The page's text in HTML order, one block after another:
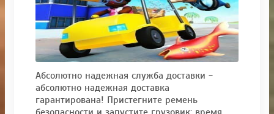
Абсолютно надежная служба доставки -
абсолютно надежная доставка
гарантирована! Пристегните ремень